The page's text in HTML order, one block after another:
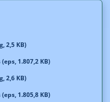
2,5 KB)
(eps, 1.807,2 KB)
2,6 KB)
(eps, 1.805,8 KB)